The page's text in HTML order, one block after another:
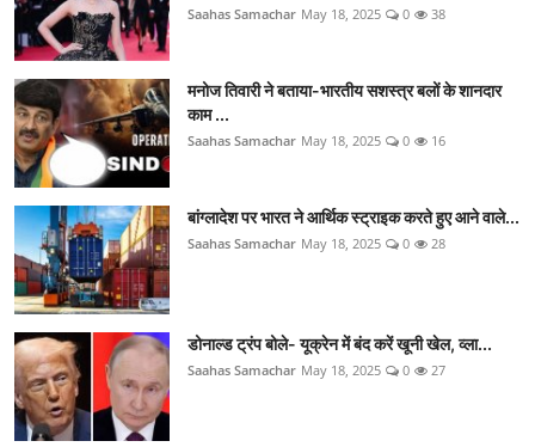
Saahas Samachar May 18, 2025 0 38
मनोज तिवारी ने बताया-भारतीय सशस्त्र बलों के शानदार
काम ...
Saahas Samachar May 18, 2025 0 16
बांग्लादेश पर भारत ने आर्थिक स्ट्राइक करते हुए आने वाले...
Saahas Samachar May 18, 2025 0 28
डोनाल्ड ट्रंप बोले- यूक्रेन में बंद करें खूनी खेल, व्ला...
Saahas Samachar May 18, 2025 0 27